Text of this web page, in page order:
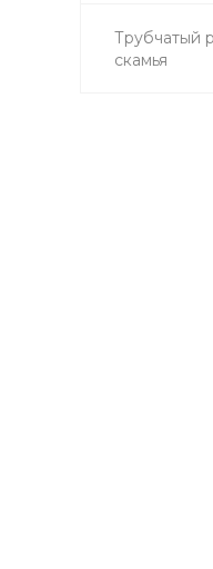
Трубчатый
скамья